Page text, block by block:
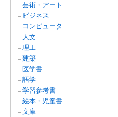
芸術・アート
ビジネス
コンピュータ
人文
理工
建築
医学書
語学
学習参考書
絵本・児童書
文庫